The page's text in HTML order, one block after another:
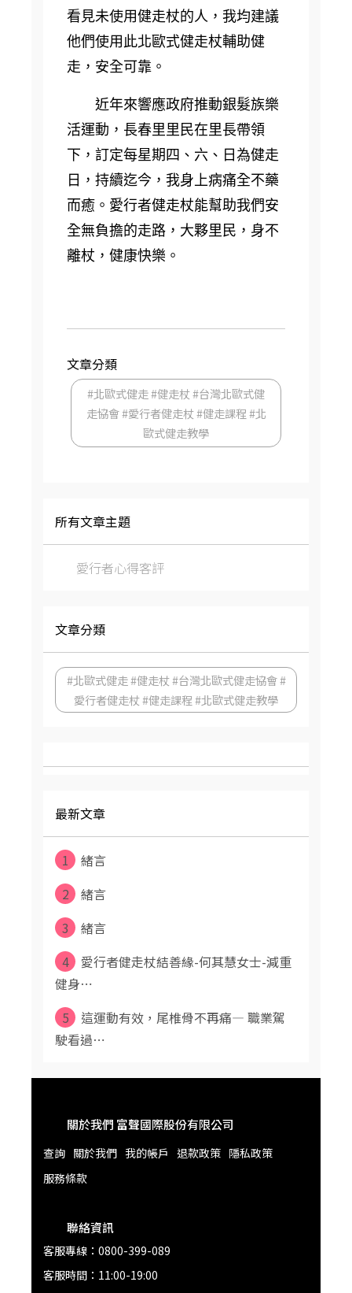
看見未使用健走杖的人，我均建議
他們使用此北歐式健走杖輔助健
走，安全可靠。
近年來響應政府推動銀髮族樂
活運動，長春里里民在里長帶領
下，訂定每星期四、六、日為健走
日，持續迄今，我身上病痛全不藥
而癒。愛行者健走杖能幫助我們安
全無負擔的走路，大夥里民，身不
離杖，健康快樂。
文章分類
#北歐式健走 #健走杖 #台灣北歐式健
走協會 #愛行者健走杖 #健走課程 #北
歐式健走教學
所有文章主題
愛行者心得客評
文章分類
#北歐式健走 #健走杖 #台灣北歐式健走協會 #
愛行者健走杖 #健走課程 #北歐式健走教學
最新文章
1
緒言
2
緒言
3
緒言
4
愛行者健走杖結善緣-何其慧女士-減重
健身⋯
5
這運動有效，尾椎骨不再痛— 職業駕
駛看過⋯
關於我們 富聲國際股份有限公司
查詢 關於我們 我的帳戶 退款政策 隱私政策
服務條款
聯絡資訊
客服專線：0800-399-089
客服時間：11:00-19:00